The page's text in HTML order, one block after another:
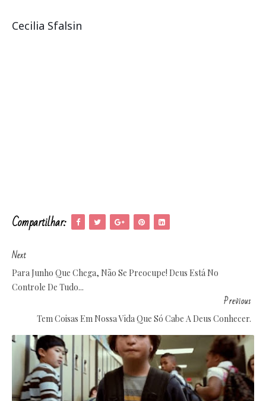
Cecilia Sfalsin
Compartilhar:
Next
Para Junho Que Chega, Não Se Preocupe! Deus Está No
Controle De Tudo...
Previous
Tem Coisas Em Nossa Vida Que Só Cabe A Deus Conhecer.